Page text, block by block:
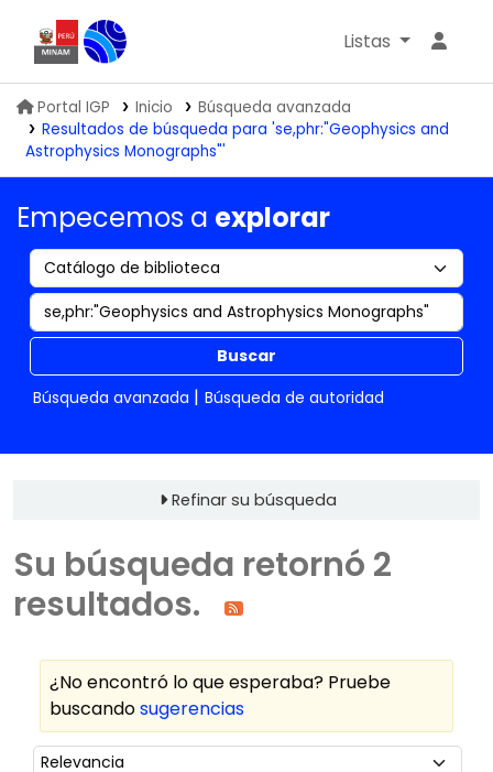
Biblioteca IGP
Listas
Portal IGP Inicio
Búsqueda avanzada
Resultados de búsqueda para 'se,phr:"Geophysics and
Astrophysics Monographs"'
Empecemos a explorar
Buscar
Búsqueda avanzada
Búsqueda de autoridad
Refinar su búsqueda
Su búsqueda retornó 2
resultados.
¿No encontró lo que esperaba? Pruebe
buscandosugerencias
Ordenar
Ordenar por: